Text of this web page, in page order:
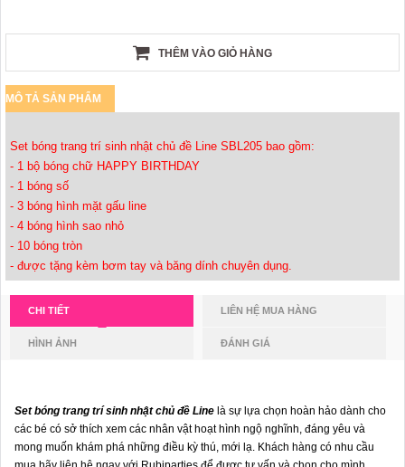
THÊM VÀO GIỎ HÀNG
MÔ TẢ SẢN PHẨM
Set bóng trang trí sinh nhật chủ đề Line SBL205 bao gồm:
- 1 bộ bóng chữ HAPPY BIRTHDAY
- 1 bóng số
- 3 bóng hình mặt gấu line
- 4 bóng hình sao nhỏ
- 10 bóng tròn
- được tặng kèm bơm tay và băng dính chuyên dụng.
CHI TIẾT LIÊN HỆ MUA HÀNG
HÌNH ẢNH ĐÁNH GIÁ
Set bóng trang trí sinh nhật chủ đề Line là sự lựa chọn hoàn hảo dành cho
các bé có sở thích xem các nhân vật hoạt hình ngộ nghĩnh, đáng yêu và
mong muốn khám phá những điều kỳ thú, mới lạ. Khách hàng có nhu cầu